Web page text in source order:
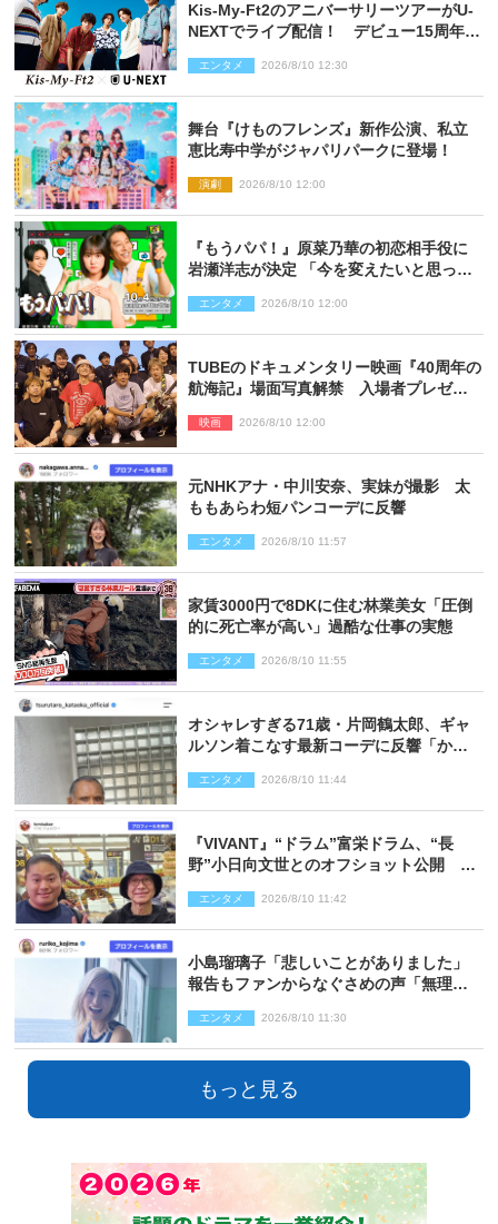
Kis‐My‐Ft2のアニバーサリーツアーがU‐
NEXTでライブ配信！ デビュー15周年の
エンタメ 2026/8/10 12:30
舞台『けものフレンズ』新作公演、私立
恵比寿中学がジャパリパークに登場！
演劇 2026/8/10 12:00
『もうパパ！』原菜乃華の初恋相手役に
岩瀬洋志が決定 「今を変えたいと思って
エンタメ 2026/8/10 12:00
TUBEのドキュメンタリー映画『40周年の
航海記』場面写真解禁 入場者プレゼン
映画 2026/8/10 12:00
元NHKアナ・中川安奈、実妹が撮影 太
ももあらわ短パンコーデに反響
エンタメ 2026/8/10 11:57
家賃3000円で8DKに住む林業美女「圧倒
的に死亡率が高い」過酷な仕事の実態
エンタメ 2026/8/10 11:55
オシャレすぎる71歳・片岡鶴太郎、ギャ
ルソン着こなす最新コーデに反響「かっ
エンタメ 2026/8/10 11:44
『VIVANT』“ドラム”富栄ドラム、“長
野”小日向文世とのオフショット公開
エンタメ 2026/8/10 11:42
小島瑠璃子「悲しいことがありました」
報告もファンからなぐさめの声「無理し
エンタメ 2026/8/10 11:30
もっと見る